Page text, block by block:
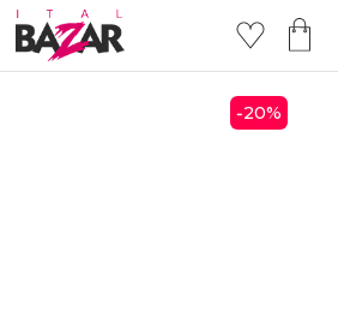
-20%